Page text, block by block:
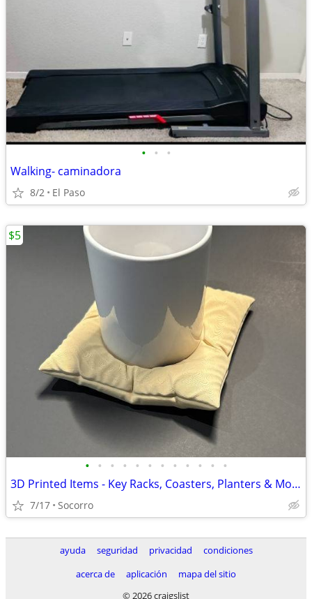
• • •
Walking- caminadora
8/2 El Paso
• • • • • • • • • • • •
3D Printed Items - Key Racks, Coasters, Planters & More
7/17 Socorro
$5
ayuda seguridad privacidad
condiciones
acerca de
aplicación
mapa del sitio
© 2026 craigslist